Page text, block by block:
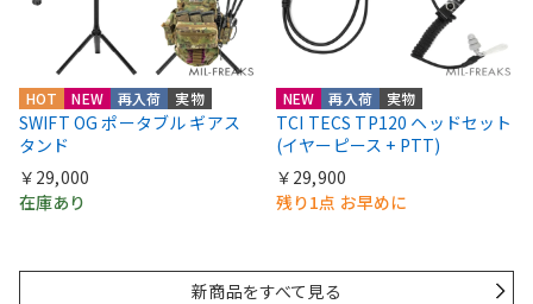
HOT NEW 再入荷 実物
SWIFT OG ポータブル ギアス
タンド
￥29,000
在庫あり
NEW 再入荷 実物
TCI TECS TP120 ヘッドセット
(イヤーピース + PTT)
￥29,900
残り1点 お早めに
新商品をすべて見る